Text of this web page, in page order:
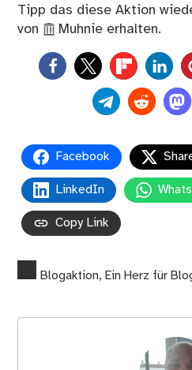
Tipp das diese Aktion
von
Muhnie erhalten.
Facebook
LinkedIn
Copy Link
Blogaktion, Ein Herz für